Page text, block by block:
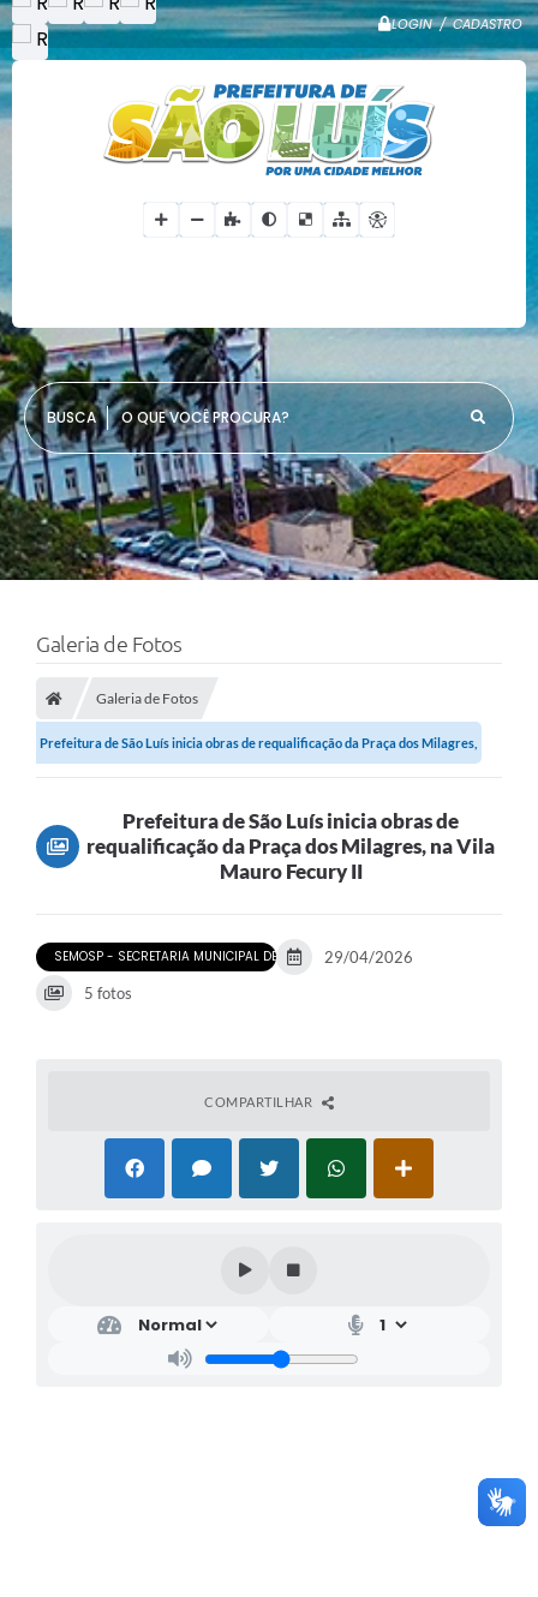
LOGIN / CADASTRO
O QUE VOCÊ PROCURA?
Galeria de Fotos
Galeria de Fotos
Prefeitura de São Luís inicia obras de requalificação da Praça dos Milagres,
Prefeitura de São Luís inicia obras de
requalificação da Praça dos Milagres, na Vila
Mauro Fecury II
SEMOSP - SECRETARIA MUNICIPAL DE OBRAS E SERVIÇOS PÚBLICOS
29/04/2026
5 fotos
COMPARTILHAR